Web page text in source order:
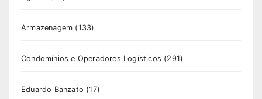
Armazenagem (133)
Condomínios e Operadores Logísticos (291)
Eduardo Banzato (17)